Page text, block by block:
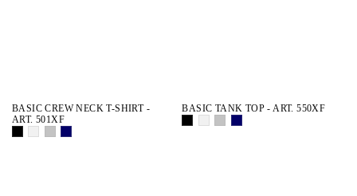
BASIC CREW NECK T-SHIRT -
ART. 501XF
BASIC TANK TOP - ART. 550XF